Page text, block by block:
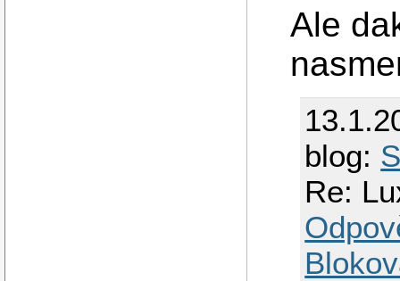
Ale
blog:
Re: